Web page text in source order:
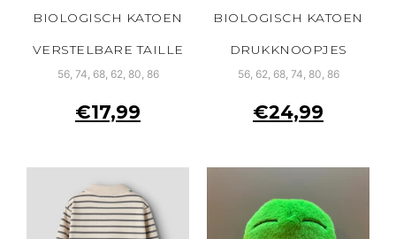
BIOLOGISCH KATOEN
VERSTELBARE TAILLE
56, 74, 68, 62, 80, 86
€17,99
BIOLOGISCH KATOEN
DRUKKNOOPJES
56, 62, 68, 74, 80, 86
€24,99